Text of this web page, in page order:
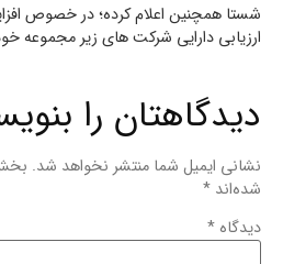
شستا همچنین اعلام کرده؛ در خصوص
ارزیابی دارایی شرکت های زیر مجموعه
دیدگاهتان را
نشانی ایمیل شما منتشر نخواهد شد.
شده‌اند *
دیدگاه *